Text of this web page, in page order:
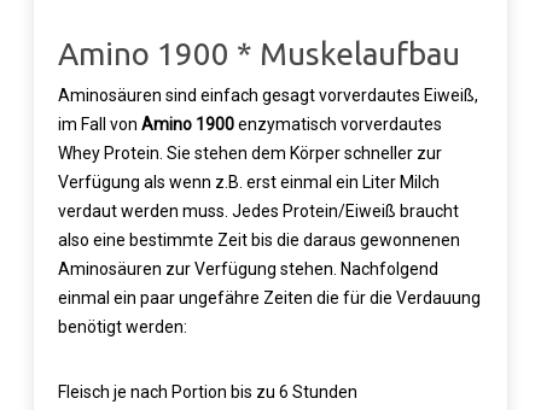
Amino 1900 * Muskelaufbau
Aminosäuren sind einfach gesagt vorverdautes Eiweiß,
im Fall von Amino 1900enzymatisch vorverdautes
Whey Protein. Sie stehen dem Körper schneller zur
Verfügung als wenn z.B. erst einmal ein Liter Milch
verdaut werden muss. Jedes Protein/Eiweiß braucht
also eine bestimmte Zeit bis die daraus gewonnenen
Aminosäuren zur Verfügung stehen. Nachfolgend
einmal ein paar ungefähre Zeiten die für die Verdauung
benötigt werden:
Fleisch je nach Portion bis zu 6 Stunden